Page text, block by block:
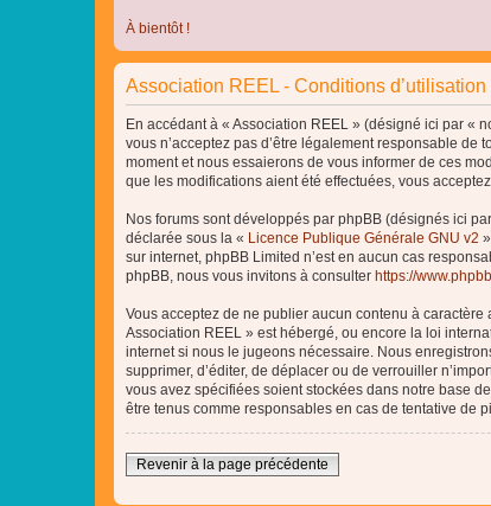
À bientôt !
Association REEL - Conditions d’utilisation
En accédant à « Association REEL » (désigné ici par «
vous n’acceptez pas d’être légalement responsable
moment et nous essaierons de vous informer de ces
que les modifications aient été effectuées, vous
Nos forums sont développés par phpBB (désignés ici
déclarée sous la « Licence Publique Générale GNU v2
sur internet, phpBB Limited n’est en aucun cas
phpBB, nous vous invitons à consulter https://
Vous acceptez de ne publier aucun contenu à
Association REEL » est hébergé, ou encore la loi
internet si nous le jugeons nécessaire. Nous
supprimer, d’éditer, de déplacer ou de verrouiller
vous avez spécifiées soient stockées dans notre base
être tenus comme responsables en cas de tentative de
Revenir à la page précédente